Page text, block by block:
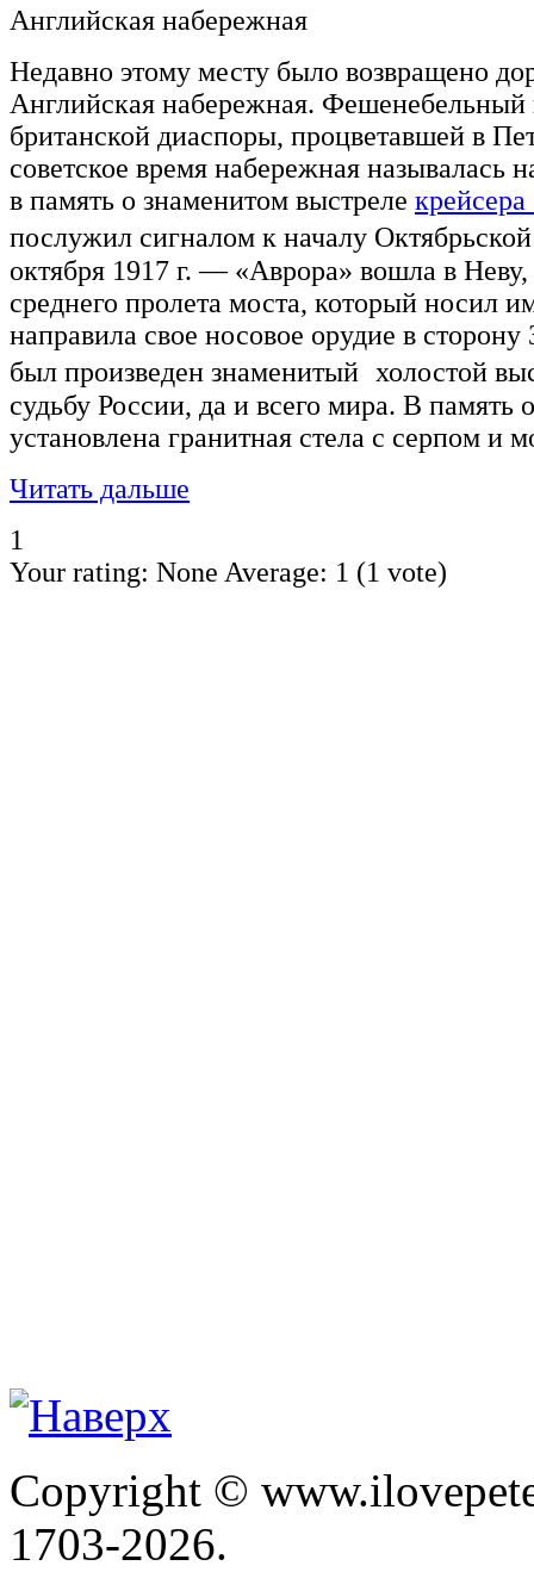
Английская набережная
Недавно этому месту было возвращено
Английская набережная.
британской диаспоры, процветавшей в
советское время набережная называлась
в память о знаменитом выстреле
послужил сигналом к началу
октября 1917 г. — «Аврора» вошла в Неву,
среднего пролета моста, который носил
направила свое носовое орудие в
был произведен знаменитый холостой
судьбу России, да и всего мира. В память
установлена гранитная стела с серпом и
Читать дальше
1
Your rating: None Average: 1 (1 vote)
Copyright ©
1703-2026.